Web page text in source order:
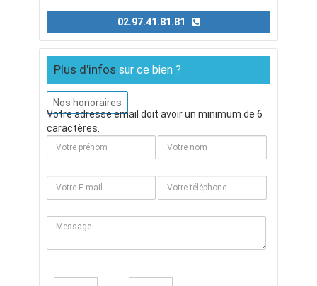
Plus d'infos sur ce bien ?
Nos honoraires
Votre adresse email doit avoir un minimum de 6
caractères.